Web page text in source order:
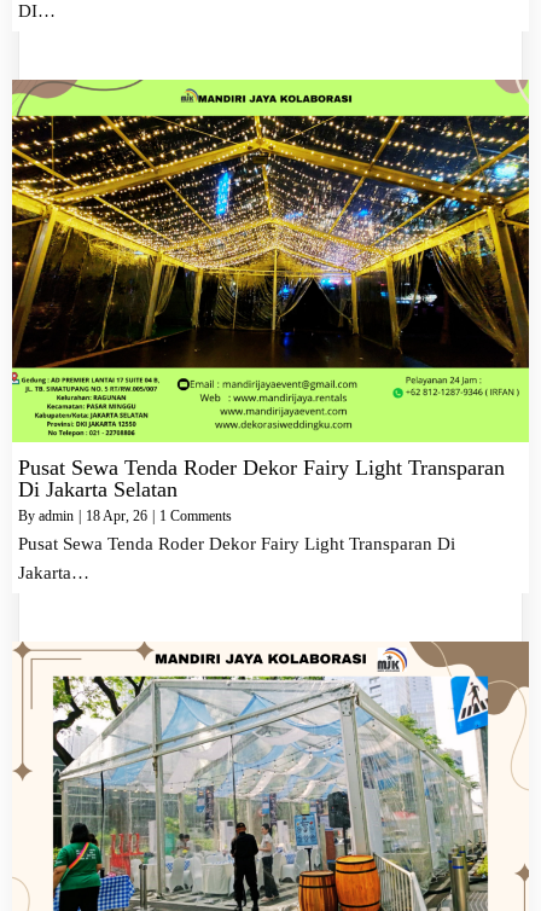
DI…
Pusat Sewa Tenda Roder Dekor Fairy Light Transparan
Di Jakarta Selatan
By admin | 18 Apr, 26 | 1 Comments
Pusat Sewa Tenda Roder Dekor Fairy Light Transparan Di
Jakarta…